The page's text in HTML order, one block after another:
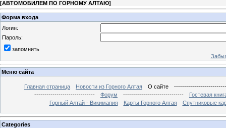
[АВТОМОБИЛЕМ ПО ГОРНОМУ АЛТАЮ]
Форма входа
Логин:
Пароль:
запомнить
Меню сайта
Главная страница Новости из Горного Алтая О сайте
------------------------------
Форум ------------------------------
Гостевая
Горный Алтай - Викимапия
Карты Горного Алтая Спутниковые
Categories